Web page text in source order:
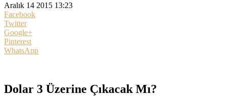
Aralık 14 2015 13:23
Facebook
Twitter
Google+
Pinterest
WhatsApp
Dolar 3 Üzerine Çıkacak Mı?